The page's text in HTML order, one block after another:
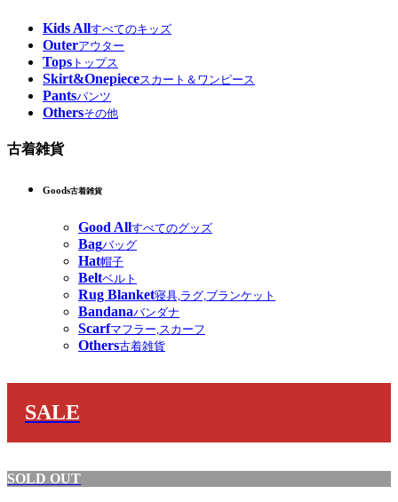
Kids Allすべてのキッズ
Outerアウター
Tops トップス
Skirt&Onepieceスカート＆ワンピース
Pantsパンツ
Othersその他
古着雑貨
Goods古着雑貨
Good Allすべてのグッズ
Bagバッグ
Hat帽子
Beltベルト
Rug Blanket寝具,ラグ,ブランケット
Bandanaバンダナ
Scarfマフラー,スカーフ
Others古着雑貨
SALE
SOLD OUT